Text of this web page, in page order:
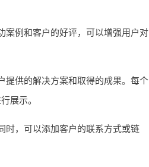
案例和客户的好评，可以增强用户对
提供的解决方案和取得的成果。每个
展示。
时，可以添加客户的联系方式或链